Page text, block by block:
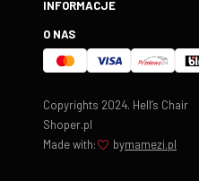
INFORMACJE
O NAS
Copyrights 2024. Hell’s Chair
Shoper.pl
Made with:
bymamezi.pl